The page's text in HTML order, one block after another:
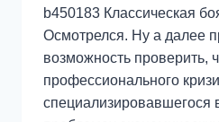
b450183 Классическая
Осмотрелся. Ну а далее
возможность проверить,
профессионального
специализировавшегося